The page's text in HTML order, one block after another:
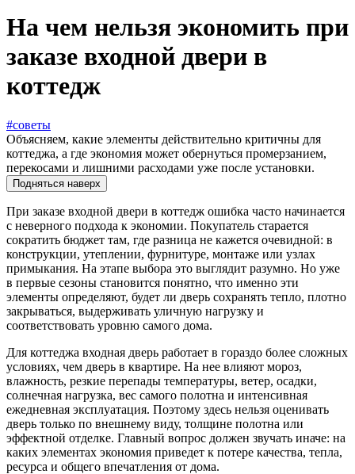
На чем нельзя экономить при
заказе входной двери в
коттедж
#советы
Объясняем, какие элементы действительно критичны для
коттеджа, а где экономия может обернуться промерзанием,
перекосами и лишними расходами уже после установки.
Подняться наверх
При заказе входной двери в коттедж ошибка часто начинается
с неверного подхода к экономии. Покупатель старается
сократить бюджет там, где разница не кажется очевидной: в
конструкции, утеплении, фурнитуре, монтаже или узлах
примыкания. На этапе выбора это выглядит разумно. Но уже
в первые сезоны становится понятно, что именно эти
элементы определяют, будет ли дверь сохранять тепло, плотно
закрываться, выдерживать уличную нагрузку и
соответствовать уровню самого дома.
Для коттеджа входная дверь работает в гораздо более сложных
условиях, чем дверь в квартире. На нее влияют мороз,
влажность, резкие перепады температуры, ветер, осадки,
солнечная нагрузка, вес самого полотна и интенсивная
ежедневная эксплуатация. Поэтому здесь нельзя оценивать
дверь только по внешнему виду, толщине полотна или
эффектной отделке. Главный вопрос должен звучать иначе: на
каких элементах экономия приведет к потере качества, тепла,
ресурса и общего впечатления от дома.